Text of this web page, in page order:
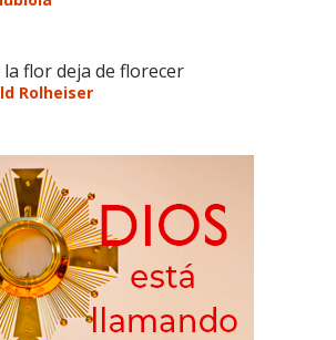
la flor deja de florecer
Rolheiser